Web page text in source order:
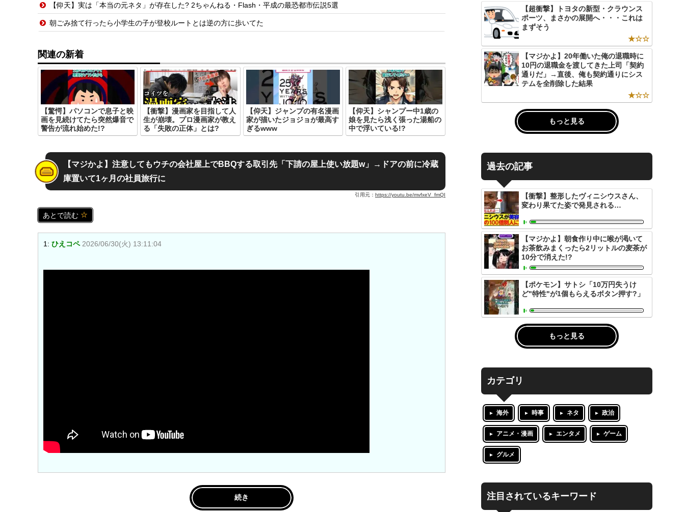
【仰天】実は「本当の元ネタ」が存在した? 2ちゃんねる・Flash・平成の最恐都市伝説5選
朝ごみ捨て行ったら小学生の子が登校ルートとは逆の方に歩いてた
関連の新着
【驚愕】パソコンで息子と映
画を見続けてたら突然爆音で
警告が流れ始めた!?
【衝撃】漫画家を目指して人
生が崩壊。プロ漫画家が教え
る「失敗の正体」とは?
【仰天】ジャンプの有名漫画
家が描いたジョジョが最高す
ぎるwww
【仰天】シャンプー中1歳の
娘を見たら浅く張った湯船の
中で浮いている!?
【マジかよ】注意してもウチの会社屋上でBBQする取引先「下請の屋上使い放題w」→ドアの前に冷蔵
庫置いて1ヶ月の社員旅行に
引用元： https://youtu.be/mvfxeV_fmQI
あとで読む
1: ひえコペ 2026/06/30(火) 13:11:04
続き
【超衝撃】トヨタの新型・クラウンス
ポーツ、まさかの展開へ・・・これは
まずそう
★☆☆
【マジかよ】20年働いた俺の退職時に
10円の退職金を渡してきた上司「契約
通りだ」→直後、俺も契約通りにシス
テムを全削除した結果
★☆☆
もっと見る
過去の記事
【衝撃】整形したヴィニシウスさん、
変わり果てた姿で発見される…
【マジかよ】朝食作り中に喉が渇いて
お茶飲みまくったら2リットルの麦茶が
10分で消えた!?
【ポケモン】サトシ「10万円失うけ
ど"特性"が1個もらえるボタン押す?」
もっと見る
カテゴリ
海外 時事 ネタ 政治
アニメ・漫画 エンタメ ゲーム
グルメ
注目されているキーワード